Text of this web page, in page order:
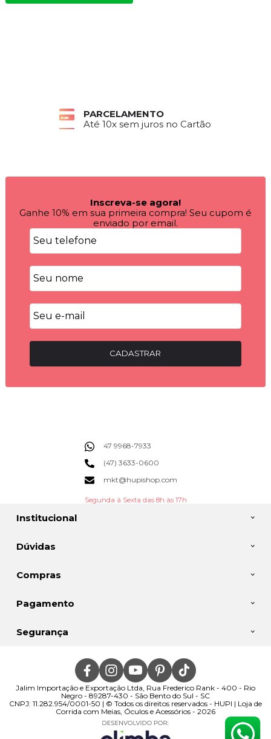
PARCELAMENTO
Até 10x sem juros no Cartão
Inscreva-se agora!
Ganhe 10% em sua primeira compra! Seu cupom é
enviado por email.
CADASTRAR
Institucional
Dúvidas
Compras
47 9968-7933
(47) 3633-0600
mkt@hupishop.com
Segunda à Sexta das 8h às 17h
Pagamento
Segurança
Jalim Importação e Exportação Ltda, Rua Frederico Rank - 400 - Rio
Negro - 89287-430 - São Bento do Sul - SC
CNPJ: 11.282.954/0001-50 | © Todos os direitos reservados - HUPI | Loja de
Corrida com Meias, Óculos e Acessórios - 2026